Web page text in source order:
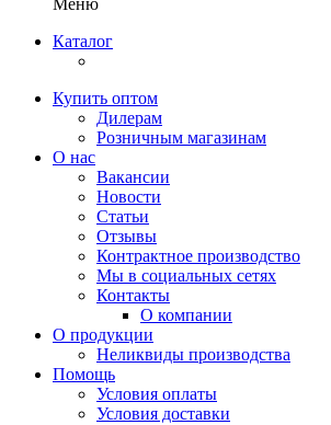
Меню
Каталог
Купить оптом
Дилерам
Розничным магазинам
О нас
Вакансии
Новости
Статьи
Отзывы
Контрактное производство
Мы в социальных сетях
Контакты
О компании
О продукции
Неликвиды производства
Помощь
Условия оплаты
Условия доставки